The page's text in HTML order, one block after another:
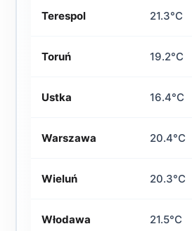
Terespol 21.3°C
Toruń 19.2°C
Ustka 16.4°C
Warszawa 20.4°C
Wieluń 20.3°C
Włodawa 21.5°C